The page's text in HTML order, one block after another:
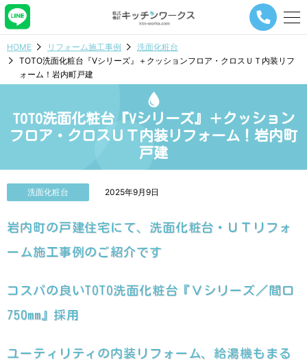
メ
ー
ビ
シ
ョ
ン
タ
HOME リフォーム施工事例
洗面化粧台
TOTO洗面化粧台『Vシリーズ』＋クッションフロア・クロスＵＴ内装リフ
ォーム！岩内町戸建
TOTO洗面化粧台『Vシリーズ』＋クッション
フロア・クロスＵＴ内装リフォーム！岩内町
戸建
洗面化粧台 2025年9月9日
岩内町の戸建住宅にて、洗面化粧台・ＵＴリフォ
ーム施工事例のご紹介です
コスパの良いTOTO洗面化粧台『Ｖシリーズ／間口
750mm』採用
ユーティリティの内装リフォーム、給湯機もまる